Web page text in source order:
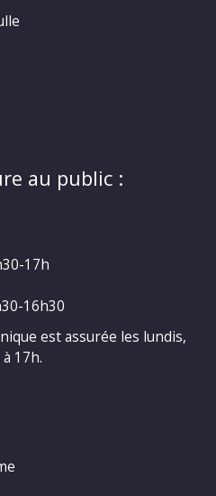
au public :
17h
16h30
est assurée les lundis,
17h.